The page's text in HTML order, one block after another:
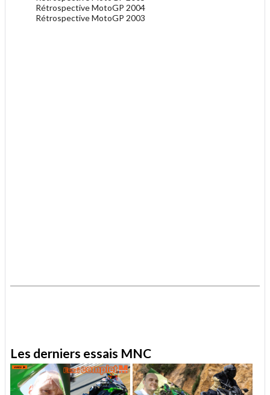
Rétrospective MotoGP 2004
Rétrospective MotoGP 2003
Les derniers essais MNC